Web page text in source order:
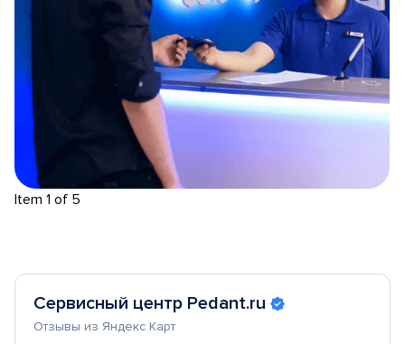
Item 1 of 5
Сервисный центр Pedant.ru
Отзывы из Яндекс Карт